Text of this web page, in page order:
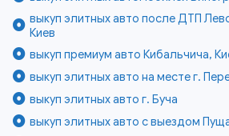
выкуп элитных авто после ДТП
Киев
выкуп премиум авто Кибальчича,
выкуп элитных авто на месте г.
выкуп элитных авто г. Буча
выкуп элитных авто с выездом